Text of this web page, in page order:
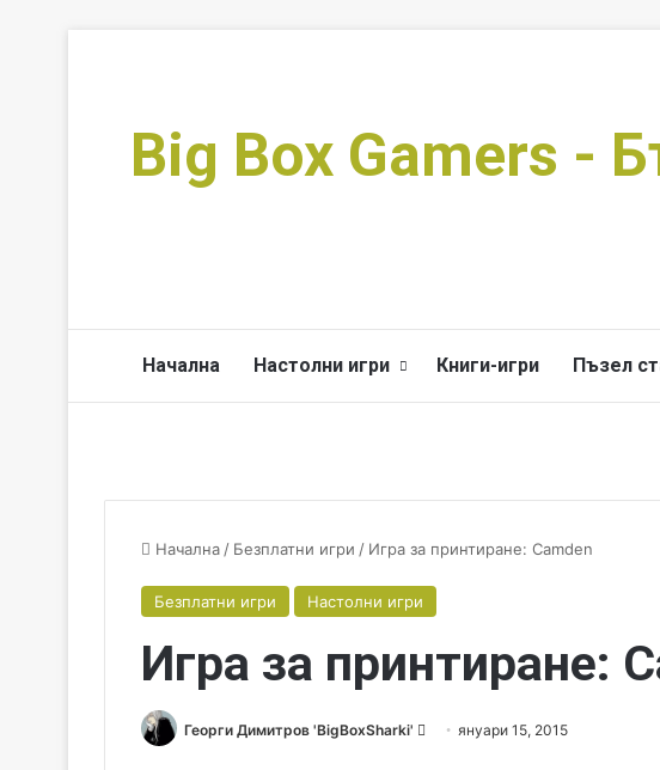
Big Box Gamers -
Начална Настолни игри Книги-игри Пъзел
Начална / Безплатни игри / Игра за принтиране: Camden
Безплатни игри Настолни игри
Игра за принтиране:
Георги Димитров 'BigBoxSharki' януари 15, 2015